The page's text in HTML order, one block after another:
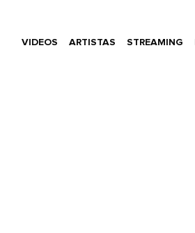
VIDEOS ARTISTAS STREAMING